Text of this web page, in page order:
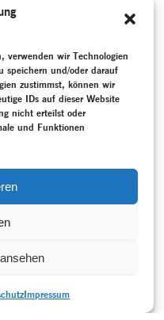
verwenden wir Technologien
speichern und/oder darauf
zustimmst, können wir
IDs auf dieser Website
nicht erteilst oder
und Funktionen
Impressum
Mal im Rahmen von
ERBE eine ihrer
an eine neue
Braunschweig
ihr 1991
Stück "Zeche
ein.
MEHR